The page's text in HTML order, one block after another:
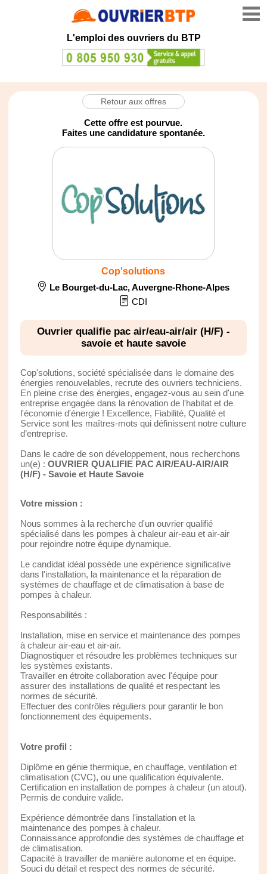
L'emploi des ouvriers du BTP
Retour aux offres
Cette offre est pourvue.
Faites une candidature spontanée.
Cop'solutions
Le Bourget-du-Lac,Auvergne-Rhone-Alpes
CDI
Ouvrier qualifie pac air/eau-air/air (H/F) -
savoie et haute savoie
Cop'solutions, société spécialisée dans le domaine des
énergies renouvelables, recrute des ouvriers techniciens.
En pleine crise des énergies, engagez-vous au sein d'une
entreprise engagée dans la rénovation de l'habitat et de
l'économie d'énergie ! Excellence, Fiabilité, Qualité et
Service sont les maîtres-mots qui définissent notre culture
d’entreprise.
Dans le cadre de son développement, nous recherchons
un(e) : OUVRIER QUALIFIE PAC AIR/EAU-AIR/AIR
(H/F) - Savoie et Haute Savoie
Votre mission :
Nous sommes à la recherche d'un ouvrier qualifié
spécialisé dans les pompes à chaleur air-eau et air-air
pour rejoindre notre équipe dynamique.
Le candidat idéal possède une expérience significative
dans l'installation, la maintenance et la réparation de
systèmes de chauffage et de climatisation à base de
pompes à chaleur.
Responsabilités :
Installation, mise en service et maintenance des pompes
à chaleur air-eau et air-air.
Diagnostiquer et résoudre les problèmes techniques sur
les systèmes existants.
Travailler en étroite collaboration avec l'équipe pour
assurer des installations de qualité et respectant les
normes de sécurité.
Effectuer des contrôles réguliers pour garantir le bon
fonctionnement des équipements.
Votre profil :
Diplôme en génie thermique, en chauffage, ventilation et
climatisation (CVC), ou une qualification équivalente.
Certification en installation de pompes à chaleur (un atout).
Permis de conduire valide.
Expérience démontrée dans l'installation et la
maintenance des pompes à chaleur.
Connaissance approfondie des systèmes de chauffage et
de climatisation.
Capacité à travailler de manière autonome et en équipe.
Souci du détail et respect des normes de sécurité.